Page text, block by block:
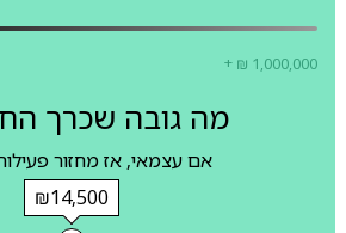
+ ₪ 1,000,000
מה גובה שכרך
אם עצמאי, אז מחזור
₪14,500